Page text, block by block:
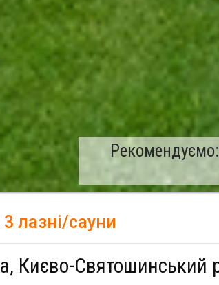
3 лазні/сауни
Києво-Святошинський